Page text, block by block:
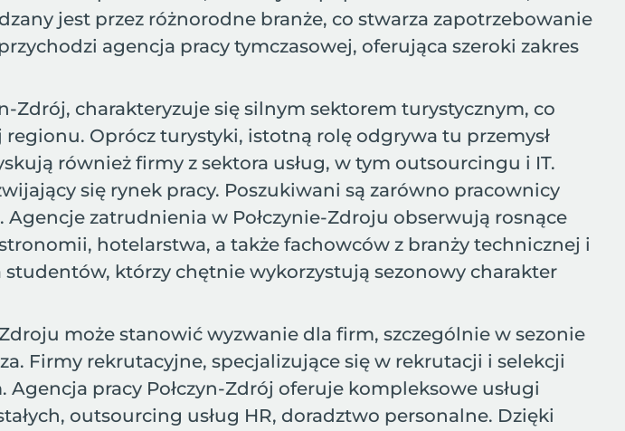
jest przez różnorodne branże, co stwarza zapotrzebowanie
agencja pracy tymczasowej, oferująca szeroki zakres
Zdrój, charakteryzuje się silnym sektorem turystycznym, co
Oprócz turystyki, istotną rolę odgrywa tu przemysł
również firmy z sektora usług, w tym outsourcingu i IT.
się rynek pracy. Poszukiwani są zarówno pracownicy
zatrudnienia w Połczynie-Zdroju obserwują rosnące
hotelarstwa, a także fachowców z branży technicznej i
którzy chętnie wykorzystują sezonowy charakter
może stanowić wyzwanie dla firm, szczególnie w sezonie
Firmy rekrutacyjne, specjalizujące się w rekrutacji i selekcji
pracy Połczyn-Zdrój oferuje kompleksowe usługi
outsourcing usług HR, doradztwo personalne. Dzięki